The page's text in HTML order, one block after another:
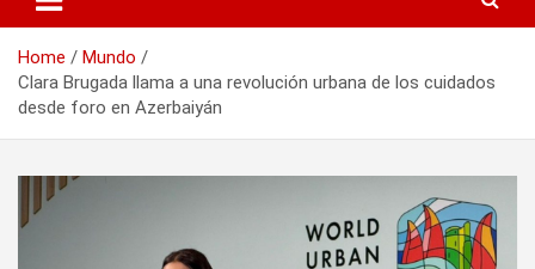
Home
Mundo
Clara Brugada llama a una revolución urbana de los cuidados
desde foro en Azerbaiyán